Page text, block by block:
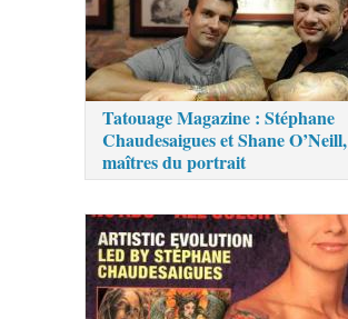
Tatouage Magazine : Stéphane
Chaudesaigues et Shane O’Neill,
maîtres du portrait